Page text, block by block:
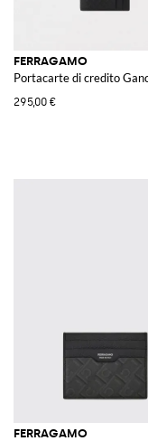
FERRAGAMO
Portacarte di credito
295,00 €
FERRAGAMO